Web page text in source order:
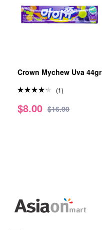
Crown Mychew Uva 44gr
o en
4.00de
(1)
$16.00
$8.00